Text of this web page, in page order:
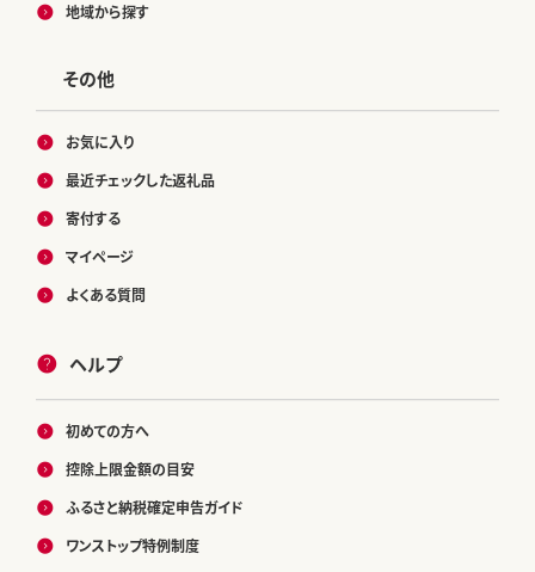
地域から探す
その他
お気に入り
最近チェックした返礼品
寄付する
マイページ
よくある質問
ヘルプ
初めての方へ
控除上限金額の目安
ふるさと納税確定申告ガイド
ワンストップ特例制度